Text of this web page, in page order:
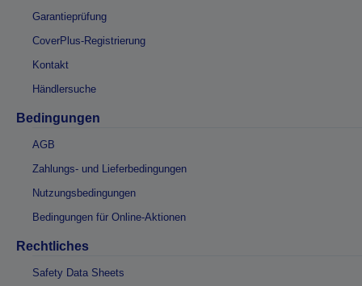
Garantieprüfung
CoverPlus-Registrierung
Kontakt
Händlersuche
Bedingungen
AGB
Zahlungs- und Lieferbedingungen
Nutzungsbedingungen
Bedingungen für Online-Aktionen
Rechtliches
Safety Data Sheets